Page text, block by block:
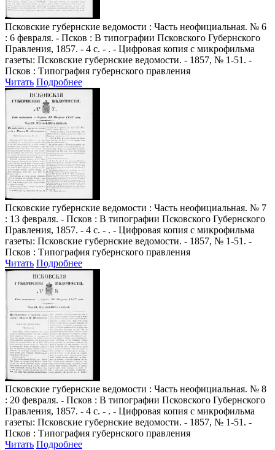
Псковские губернские ведомости : Часть неофициальная. № 6
: 6 февраля. - Псков : В типографии Псковского Губернского
Правления, 1857. - 4 с. - . - Цифровая копия с микрофильма
газеты: Псковские губернские ведомости. - 1857, № 1-51. -
Псков : Типография губернского правления
Читать Подробнее
Псковские губернские ведомости : Часть неофициальная. № 7
: 13 февраля. - Псков : В типографии Псковского Губернского
Правления, 1857. - 4 с. - . - Цифровая копия с микрофильма
газеты: Псковские губернские ведомости. - 1857, № 1-51. -
Псков : Типография губернского правления
Читать Подробнее
Псковские губернские ведомости : Часть неофициальная. № 8
: 20 февраля. - Псков : В типографии Псковского Губернского
Правления, 1857. - 4 с. - . - Цифровая копия с микрофильма
газеты: Псковские губернские ведомости. - 1857, № 1-51. -
Псков : Типография губернского правления
Читать Подробнее